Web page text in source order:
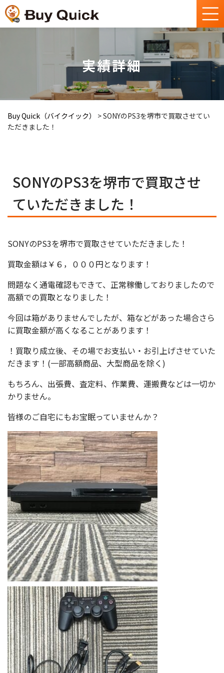
実績詳細
Buy Quick（バイクイック） >SONYのPS3を堺市で買取させてい
ただきました！
SONYのPS3を堺市で買取させ
ていただきました！
SONYのPS3を堺市で買取させていただきました！
買取金額は￥６，０００円となります！
問題なく通電確認もできて、正常稼働しておりましたので
高額での買取となりました！
今回は箱がありませんでしたが、箱などがあった場合さら
に買取金額が高くなることがあります！
！買取り成立後、その場でお支払い・お引上げさせていた
だきます！(一部高額商品、大型商品を除く)
もちろん、出張費、査定料、作業費、運搬費などは一切か
かりません。
皆様のご自宅にもお宝眠っていませんか？